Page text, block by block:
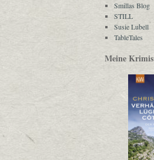
Smillas Blog
STILL
Susie Lubell
TableTales
Meine Krimis